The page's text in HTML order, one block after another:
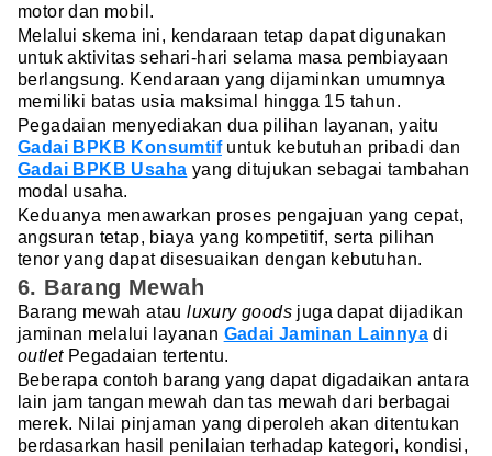
motor dan mobil.
Melalui skema ini, kendaraan tetap dapat digunakan
untuk aktivitas sehari-hari selama masa pembiayaan
berlangsung. Kendaraan yang dijaminkan umumnya
memiliki batas usia maksimal hingga 15 tahun.
Pegadaian menyediakan dua pilihan layanan, yaitu
Gadai BPKB Konsumtifuntuk kebutuhan pribadi dan
Gadai BPKB Usaha yang ditujukan sebagai tambahan
modal usaha.
Keduanya menawarkan proses pengajuan yang cepat,
angsuran tetap, biaya yang kompetitif, serta pilihan
tenor yang dapat disesuaikan dengan kebutuhan.
6. Barang Mewah
Barang mewah atauluxury goods juga dapat dijadikan
jaminan melalui layanan Gadai Jaminan Lainnya di
outletPegadaian tertentu.
Beberapa contoh barang yang dapat digadaikan antara
lain jam tangan mewah dan tas mewah dari berbagai
merek. Nilai pinjaman yang diperoleh akan ditentukan
berdasarkan hasil penilaian terhadap kategori, kondisi,